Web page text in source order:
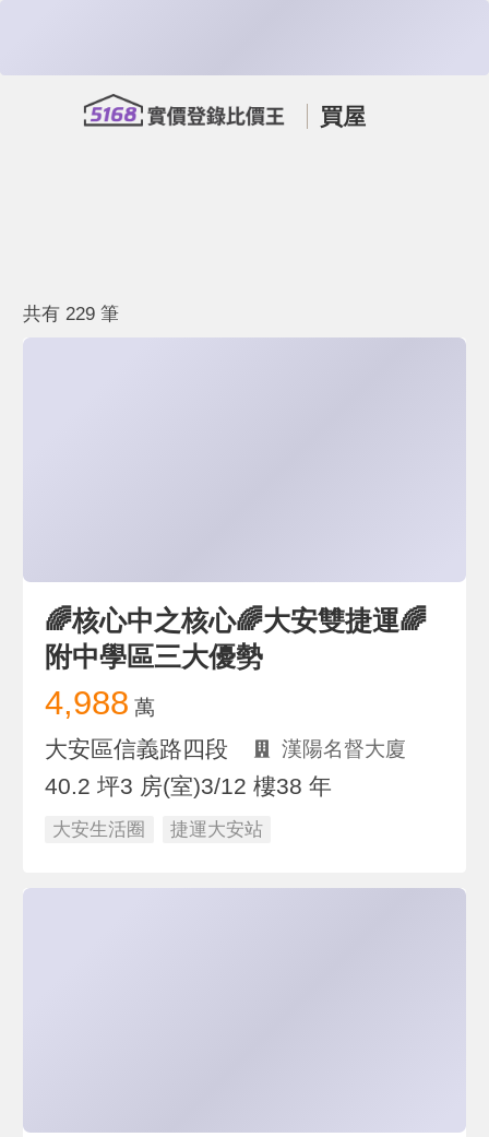
買屋
共有 229 筆
🌈核心中之核心🌈大安雙捷運🌈
附中學區三大優勢
4,988 萬
大安區信義路四段 漢陽名督大廈
40.2 坪3 房(室)3/12 樓38 年
大安生活圈 捷運大安站